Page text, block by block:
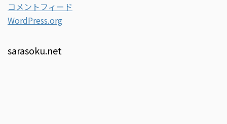
コメントフィード
WordPress.org
sarasoku.net